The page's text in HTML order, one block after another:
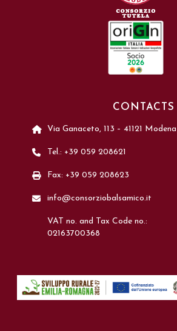
CONTACTS
Via Ganaceto, 113 – 41121 Modena
Tel.: +39 059 208621
Fax: +39 059 208623
info@consorziobalsamico.it
VAT no. and Tax Code no.:
02163700368